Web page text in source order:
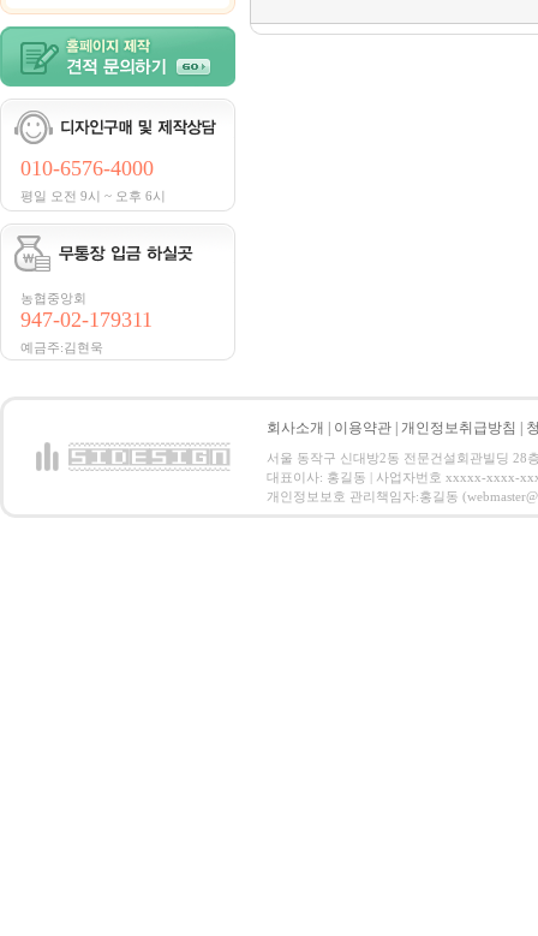
010-6576-4000
평일 오전 9시 ~ 오후 6시
농협중앙회
947-02-179311
예금주:김현욱
회사소개 이용약관 개인정보취급방침
서울 동작구 신대방2동 전문건설회관빌딩 28
대표이사: 홍길동 | 사업자번호 xxxxx-xxxx-
개인정보보호 관리책임자:홍길동